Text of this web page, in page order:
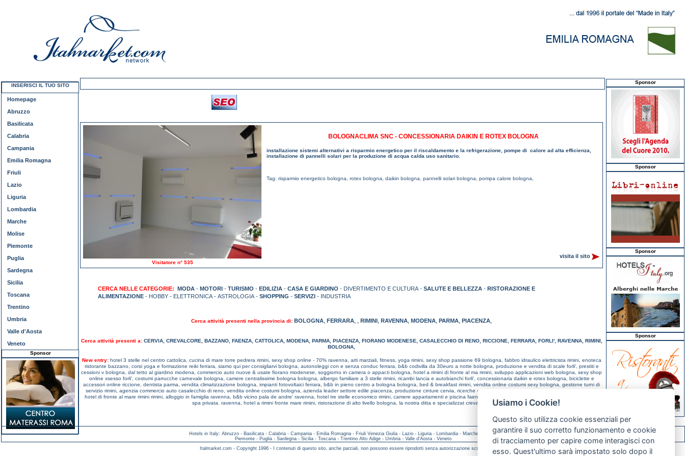
Visitatore n° 535
BOLOGNACLIMA SNC - CONCESSIONARIA DAIKIN E ROTEX BOLOGNA
installazione sistemi alternativi a risparmio energetico per il riscaldamento e la refrigerazione, pompe di calore ad alta efficienza,
installazione di pannelli solari per la produzione di acqua calda uso sanitario.
Tag: risparmio energetico bologna rotex bologna daikin bologna pannelli solari bologna pompa calore bologna
visita il sito
CERCA NELLE CATEGORIE: MODA - MOTORI - TURISMO - EDILIZIA - CASA E GIARDINO - DIVERTIMENTO E CULTURA - SALUTE E BELLEZZA - RISTORAZIONE E
ALIMENTAZIONE - HOBBY - ELETTRONICA - ASTROLOGIA - SHOPPING - SERVIZI - INDUSTRIA
Cerca attività presenti nella provincia di: BOLOGNA, FERRARA, , RIMINI , RAVENNA, MODENA, PARMA, PIACENZA,
Cerca attività presenti a: CERVIA, CREVALCORE, BAZZANO, FAENZA, CATTOLICA, MODENA, PARMA, PIACENZA, FIORANO MODENESE, CASALECCHIO DI RENO, RICCIONE, FERRARA, FORLI', RAVENNA, RIMINI,
BOLOGNA,
New entry: hotel 3 stelle nel centro cattolica, cucina di mare torre pedrera rimini, sexy shop online - 70% ravenna, arti marziali, fitness, yoga rimini, sexy shop passione 69 bologna, fabbro idraulico elettricista rimini, enoteca
ristorante bazzano, corsi yoga e formazione reiki ferrara, siamo qui per consigliarvi bologna, autonoleggi con e senza conduc ferrara, b&b codivilla da 30euro a notte bologna, produzione e vendita di scale forli', prestiti e
cessioni v bologna, dal tetto al giardino modena, commercio auto nuove & usate fiorano modenese, soggiorno in camera o appar.ti bologna, hotel a rimini di fronte al ma rimini, sviluppo applicazioni web bologna, sexy shop
online xsesso forli', costumi parrucche carnevale bologna, camere centralissime bologna bologna, albergo familiare a 3 stelle rimini, ricambi lancia e autobianchi forli', concessionaria daikin e rotex bologna, biciclette e
accessori online riccione, dentista parma, vendita climatizzazione bologna, impianti fotovoltaici ferrara, b&b in pieno centro a bologna bologna, bed & breakfast rimini, vendita online costumi sexy bologna, gestione turni di
servizio rimini, agenzia commercio auto casalecchio di reno, vendita online costumi bologna, azienda leader settore edile piacenza, produzione cinture cervia, ricerche genealogiche bologna,
hotel di fronte al mare rimini rimini, alloggio in famiglia ravenna, b&b vicino pala de andre' ravenna, hotel tre stelle economico rimini, camere appartamenti e piscina faenza,
spa privata. ravenna, hotel a rimini fronte mare rimini, ristorazione di alto livello bologna, la nostra ditta e specializzat crevalcore,
INSERISCI IL TUO SITO
Homepage
Abruzzo
Basilicata
Calabria
Campania
Emilia Romagna
Friuli
Lazio
Liguria
Lombardia
Marche
Molise
Piemonte
Puglia
Sardegna
Sicilia
Toscana
Trentino
Umbria
Valle d'Aosta
Veneto
Sponsor
Sponsor
Sponsor
Sponsor
Sponsor
Hotels in Italy: Abruzzo - Basilicata - Calabria - Campania - Emilia Romagna - Friuli Venezia Giulia - Lazio - Liguria - Lombardia - Marche
Molise
Piemonte- Puglia- Sardegna- Sicilia- Toscana- Trentino Alto Adige- Umbria- Valle d'Aosta- Veneto
Italmarket.com - Copyright 1996 - I contenuti di questo sito, anche parziali, non possono essere riprodotti senza autorizzazione scritta.
Usiamo i Cookie!
Questo sito utilizza cookie essenziali per
garantire il suo corretto funzionamento e cookie
di tracciamento per capire come interagisci con
esso. Quest'ultimo sarà impostato solo dopo il